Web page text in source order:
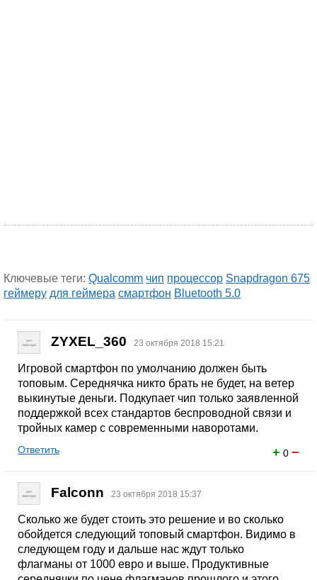
Ключевые теги: Qualcomm чип процессор Snapdragon 675
геймеру для геймера смартфон Bluetooth 5.0
ZYXEL_360 23 октября 2018 15:21
Игровой смартфон по умолчанию должен быть
топовым. Середнячка никто брать не будет, на ветер
выкинутые деньги. Подкупает чип только заявленной
поддержкой всех стандартов беспроводной связи и
тройных камер с современными наворотами.
+ 0 −
Ответить
Falconn 23 октября 2018 15:37
Сколько же будет стоить это решение и во сколько
обойдется следующий топовый смартфон. Видимо в
следующем году и дальше нас ждут только
флагманы от 1000 евро и выше. Продуктивные